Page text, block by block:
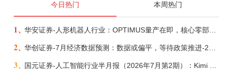
今日热门 本周热门
1、
2、
3、